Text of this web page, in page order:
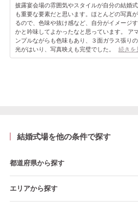
披露宴会場の雰囲気やスタイルが自分の結婚
も重要な要素だと思います。ほとんどの写真
るので、色味や抜け感など、自分がイメージ
かと吟味してよかったなと思っています。 ア
ンプルながらも色味もあり、３面ガラス張り
光がはいり、写真映えも完璧でした。
続きを
結婚式場を他の条件で探す
都道府県から探す
エリアから探す